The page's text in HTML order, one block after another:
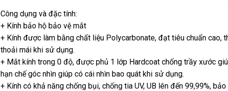
Công dụng và đặc tính:
+ Kính bảo hộ bảo vệ mắt
+ Kính được làm bằng chất liệu Polycarbonate, đạt tiêu chuẩn cao,
thoải mái khi sử dụng.
+ Mắt kính trong 0 độ, được phủ 1 lớp Hardcoat chống trầy xước
hạn chế góc nhìn giúp có cái nhìn bao quát khi sử dụng.
+ Kính có khả năng chống bụi, chống tia UV, UB lên đến 99,99%,